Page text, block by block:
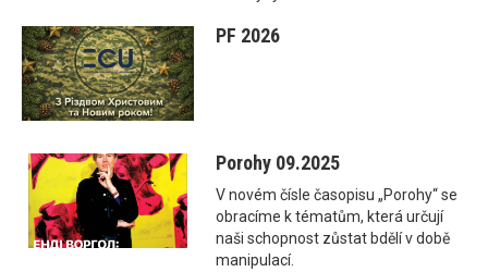
PF 2026
Porohy 09.2025
V novém čísle časopisu „Porohy“ se
obracíme k tématům, která určují
naši schopnost zůstat bdělí v době
manipulací.